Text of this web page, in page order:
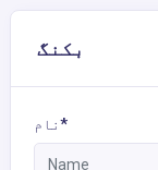
بکنگ
نام*